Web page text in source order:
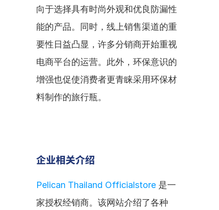
向于选择具有时尚外观和优良防漏性
能的产品。同时，线上销售渠道的重
要性日益凸显，许多分销商开始重视
电商平台的运营。此外，环保意识的
增强也促使消费者更青睐采用环保材
料制作的旅行瓶。
企业相关介绍
Pelican Thailand Officialstore 是一
家授权经销商。该网站介绍了各种